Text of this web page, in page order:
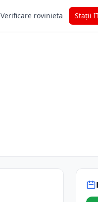
Verificare rovinieta Stații